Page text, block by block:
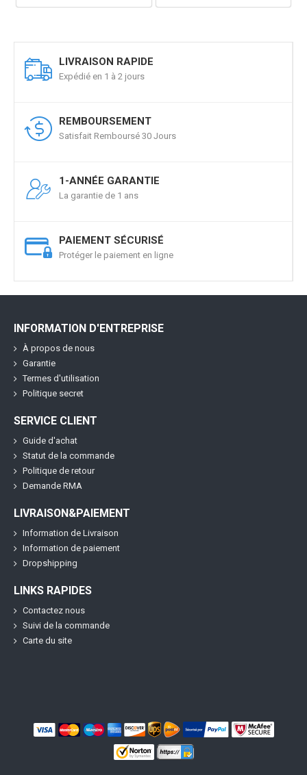
LIVRAISON RAPIDE
Expédié en 1 à 2 jours
REMBOURSEMENT
Satisfait Remboursé 30 Jours
1-ANNÉE GARANTIE
La garantie de 1 ans
PAIEMENT SÉCURISÉ
Protéger le paiement en ligne
INFORMATION D'ENTREPRISE
À propos de nous
Garantie
Termes d'utilisation
Politique secret
SERVICE CLIENT
Guide d'achat
Statut de la commande
Politique de retour
Demande RMA
LIVRAISON&PAIEMENT
Information de Livraison
Information de paiement
Dropshipping
LINKS RAPIDES
Contactez nous
Suivi de la commande
Carte du site